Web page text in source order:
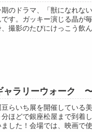
期のドラマ、「獣になれな
です。ガッキー演じる晶が
、撮影のたびにけっこう飲
ャラリーウォーク
豆らいち展を開催している
分ほどで銀座松屋まで到着
ました！会場では、映画で